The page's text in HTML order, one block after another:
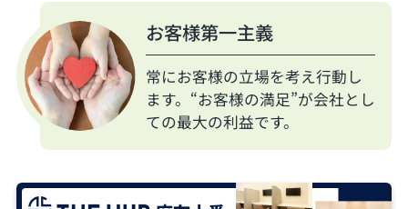
お客様第一主義
常にお客様の立場を考え行動し
ます。“お客様の満足”が会社とし
ての最大の利益です。